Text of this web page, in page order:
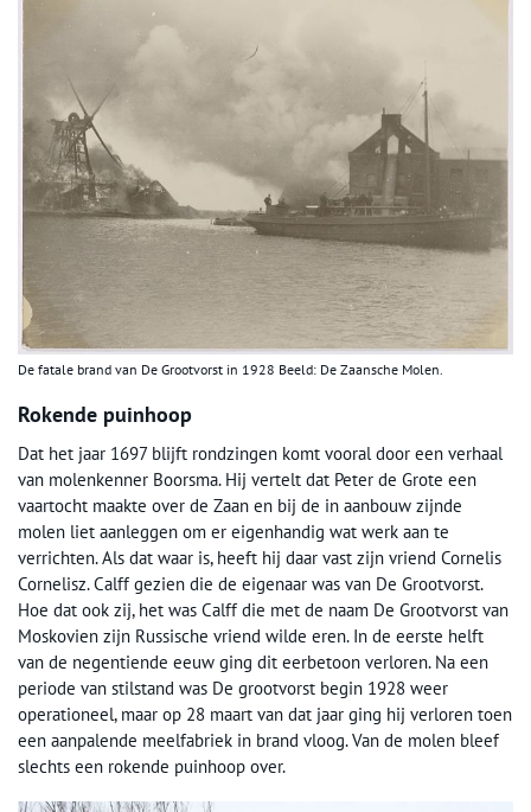
De fatale brand van De Grootvorst in 1928 Beeld: De Zaansche Molen.
Rokende puinhoop
Dat het jaar 1697 blijft rondzingen komt vooral door een verhaal
van molenkenner Boorsma. Hij vertelt dat Peter de Grote een
vaartocht maakte over de Zaan en bij de in aanbouw zijnde
molen liet aanleggen om er eigenhandig wat werk aan te
verrichten. Als dat waar is, heeft hij daar vast zijn vriend Cornelis
Cornelisz. Calff gezien die de eigenaar was van De Grootvorst.
Hoe dat ook zij, het was Calff die met de naam De Grootvorst van
Moskovien zijn Russische vriend wilde eren. In de eerste helft
van de negentiende eeuw ging dit eerbetoon verloren. Na een
periode van stilstand was De grootvorst begin 1928 weer
operationeel, maar op 28 maart van dat jaar ging hij verloren toen
een aanpalende meelfabriek in brand vloog. Van de molen bleef
slechts een rokende puinhoop over.